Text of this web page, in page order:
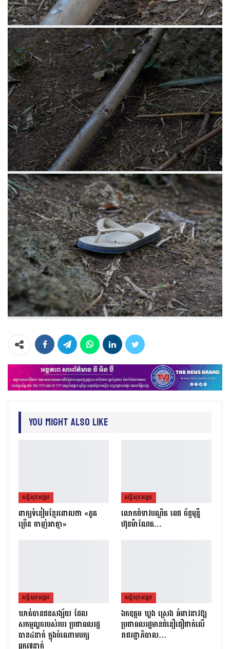
You Might Also Like
សន្តិសុខសង្គម
ពាក្យទំនៀមខ្មែរពោលថា «ភូត
ច្រើន ចាញ់អាត្មា»
សន្តិសុខសង្គម
លោកជំទាវបណ្ឌិត ពេជ ច័ន្ទមុន្នី
ហ៊ុនម៉ាណែត…
សន្តិសុខសង្គម
ឃាត់បានជនសង្ស័យ ដែល
សកម្មលួចរបស់របរ ប្រជាពលរដ្ឋ
បាន៤នាក់ ក្នុងចំណោមបក្ស
ពួក៧នាក់
សន្តិសុខសង្គម
ឯកឧត្ដម ឃួង ស្រេង អំពាវនាវឱ្យ
ប្រជាពលរដ្ឋមានជំនឿជឿជាក់លើ
រាជរដ្ឋាភិបាល…